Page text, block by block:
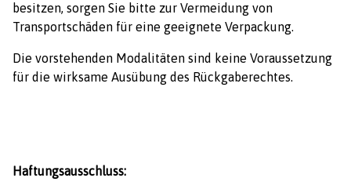
besitzen, sorgen Sie bitte zur Vermeidung von
Transportschäden für eine geeignete Verpackung.
Die vorstehenden Modalitäten sind keine Voraussetzung
für die wirksame Ausübung des Rückgaberechtes.
Haftungsausschluss: